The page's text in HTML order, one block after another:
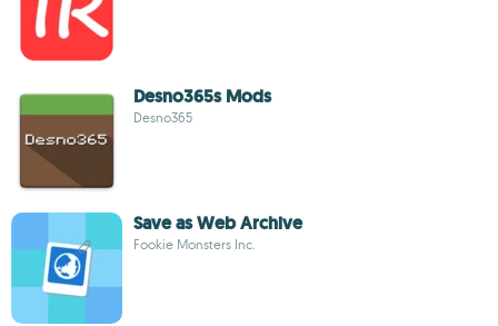
Desno365s Mods
Desno365
Save as Web Archive
Fookie Monsters Inc.